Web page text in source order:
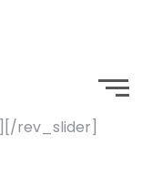
rev_slider]